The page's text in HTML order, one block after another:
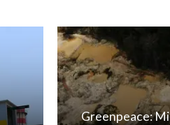
Greenpeace: